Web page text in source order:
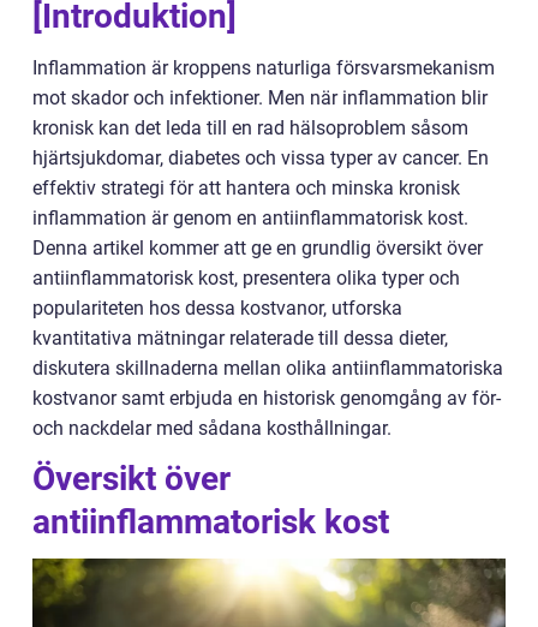
[Introduktion]
Inflammation är kroppens naturliga försvarsmekanism
mot skador och infektioner. Men när inflammation blir
kronisk kan det leda till en rad hälsoproblem såsom
hjärtsjukdomar, diabetes och vissa typer av cancer. En
effektiv strategi för att hantera och minska kronisk
inflammation är genom en antiinflammatorisk kost.
Denna artikel kommer att ge en grundlig översikt över
antiinflammatorisk kost, presentera olika typer och
populariteten hos dessa kostvanor, utforska
kvantitativa mätningar relaterade till dessa dieter,
diskutera skillnaderna mellan olika antiinflammatoriska
kostvanor samt erbjuda en historisk genomgång av för-
och nackdelar med sådana kosthållningar.
Översikt över
antiinflammatorisk kost